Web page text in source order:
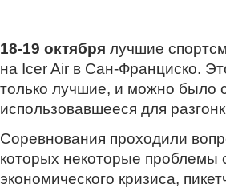
18-19 октября лучшие
на Icer Air в Сан-Франциско.
только лучшие, и можно было
использовавшееся для
Соревнования проходили
которых некоторые проблемы
экономического кризиса,